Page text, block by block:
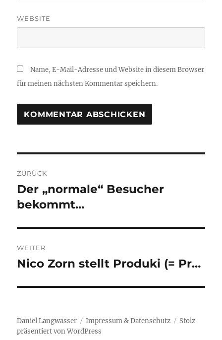
WEBSITE
Name, E-Mail-Adresse und Website in diesem Browser
für meinen nächsten Kommentar speichern.
ZURÜCK
Vorheriger
Beitrag:
Der „normale“ Besucher
bekommt…
WEITER
Nächster
Nico Zorn stellt Produki (= Pr…
Daniel Langwasser Impressum & Datenschutz
Stolz
präsentiert von WordPress